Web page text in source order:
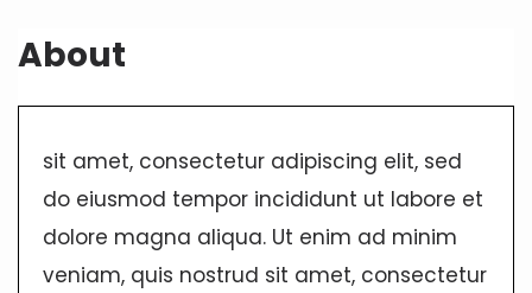
About
sit amet, consectetur adipiscing elit, sed
do eiusmod tempor incididunt ut labore et
dolore magna aliqua. Ut enim ad minim
veniam, quis nostrud sit amet, consectetur